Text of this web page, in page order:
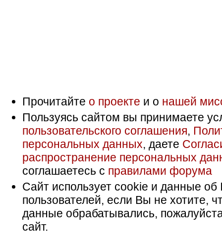
Прочитайте о проекте и о нашей
Пользуясь сайтом вы принимаете
пользовательского соглашения,
персональных данных, даете
распространение персональных
соглашаетесь с правилами форума
Сайт использует cookie и данные об
пользователей, если Вы не хотите,
данные обрабатывались,
сайт.